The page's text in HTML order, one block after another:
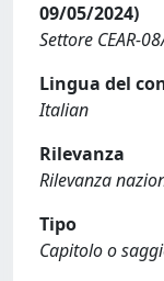
09/05/2024)
Settore CEAR-
Lingua del
Italian
Rilevanza
Rilevanza
Tipo
Capitolo o